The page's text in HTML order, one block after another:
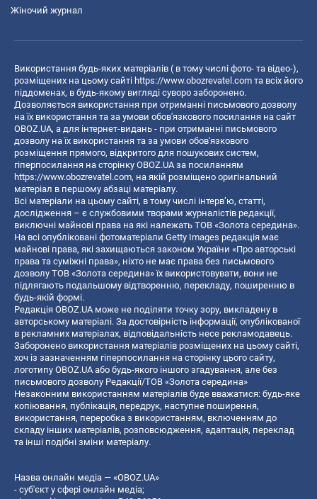
Жіночий журнал
Використання будь-яких матеріалів ( в тому числі фото- та відео-),
розміщених на цьому сайті https://www.obozrevatel.com та всіх його
піддоменах, в будь-якому вигляді суворо заборонено.
Дозволяється використання при отриманні письмового дозволу
на їх використання та за умови обов'язкового посилання на сайт
OBOZ.UA, а для інтернет-видань - при отриманні письмового
дозволу на їх використання та за умови обов'язкового
розміщення прямого, відкритого для пошукових систем,
гіперпосилання на сторінку OBOZ.UA за посиланням
https://www.obozrevatel.com, на якій розміщено оригінальний
матеріал в першому абзаці матеріалу.
Всі матеріали на цьому сайті, в тому числі інтерв’ю, статті,
дослідження – є службовими творами журналістів редакції,
виключні майнові права на які належать ТОВ «Золота середина».
На всі опубліковані фотоматеріали Getty Images редакція має
майнові права, які захищаються законом України «Про авторські
права та суміжні права», ніхто не має права без письмового
дозволу ТОВ «Золота середина» їх використовувати, вони не
підлягають подальшому відтворенню, перекладу, поширенню в
будь-якій формі.
Редакція OBOZ.UA може не поділяти точку зору, викладену в
авторському матеріалі. За достовірність інформації, опублікованої
в рекламних матеріалах, відповідальність несе рекламодавець.
Заборонено використання матеріалів розміщених на цьому сайті,
хоч із зазначенням гіперпосилання на сторінку цього сайту,
логотипу OBOZ.UA або будь-якого іншого згадування, але без
письмового дозволу Редакції/ТОВ «Золота середина»
Незаконним використанням матеріалів буде вважатися: будь-яке
копiювання, публiкацiя, передрук, наступне поширення,
використання, переробка з використанням, включенням до
складу інших матеріалів, розповсюдження, адаптація, переклад
та інші подібні зміни матеріалу.
Назва онлайн медіа — «OBOZ.UA»
- суб'єкт у сфері онлайн медіа;